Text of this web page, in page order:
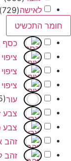
לאישה (
729
)
התכשיט
כסף 925
(
ציפוי זהב(
ציפוי זהב
ציפוי זהב
עור (
25
)
צבע זהב(
16
צבע כסף(
זהב אמיתי 14K )
זהב לבן(
8
)